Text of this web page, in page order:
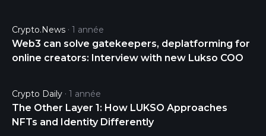
Crypto.news 1 année
Web3 can solve gatekeepers, deplatforming for
online creators: Interview with new Lukso COO
Crypto Daily 1 année
The Other Layer 1: How LUKSO Approaches
NFTs and Identity Differently